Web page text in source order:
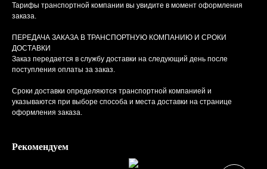
Тарифы транспортной компании вы увидите в момент оформления
заказа.
ПЕРЕДАЧА ЗАКАЗА В ТРАНСПОРТНУЮ КОМПАНИЮ И СРОКИ
ДОСТАВКИ
Заказ передается в службу доставки на следующий день после
поступления оплаты за заказ.
Сроки доставки определяются транспортной компанией и
указываются при выборе способа и места доставки на странице
оформления заказа.
Рекомендуем
Полезное
Снуды
Твилли
Ромбы